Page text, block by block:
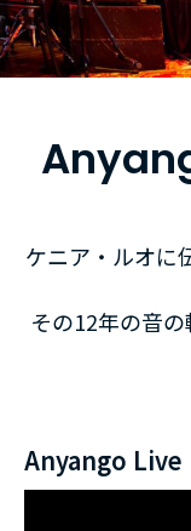
ケニア・ルオに
その12年の音
Anyango